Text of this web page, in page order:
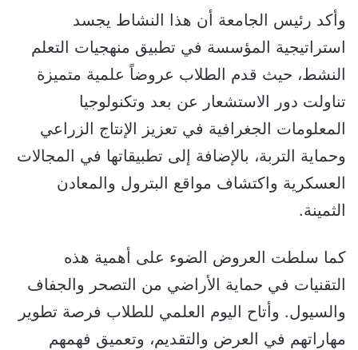
وأكد رئيس الجامعة أن هذا النشاط يجسد
استراتيجية المؤسسة في تطبيق منهجيات التعلم
النشط، حيث قدم الطلاب عروضاً علمية متميزة
تناولت دور الاستشعار عن بعد وتكنولوجيا
المعلومات الجغرافية في تعزيز الإنتاج الزراعي
وحماية التربة، بالإضافة إلى تطبيقاتها في المجالات
العسكرية واكتشاف مواقع البترول والمعادن
الثمينة.
كما سلطت العروض الضوء على أهمية هذه
التقنيات في حماية الأراضي من التصحر والجفاف
والسيول. وأتاح اليوم العلمي للطلاب فرصة تطوير
مهاراتهم في العرض والتقديم، وتعميق فهمهم